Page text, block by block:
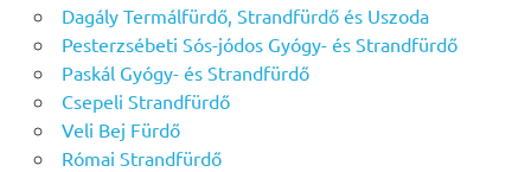
Dagály Termálfürdő, Strandfürdő és Uszoda
Pesterzsébeti Sós-jódos Gyógy- és Strandfürdő
Paskál Gyógy- és Strandfürdő
Csepeli Strandfürdő
Veli Bej Fürdő
Római Strandfürdő